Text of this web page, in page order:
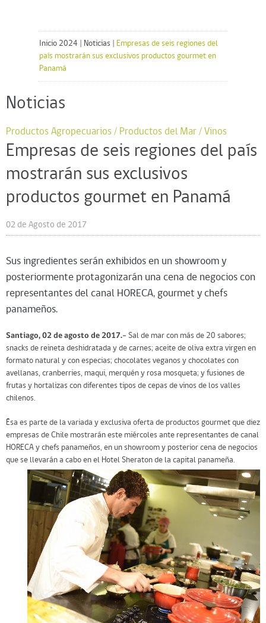
Inicio 2024 Noticias
Empresas de seis regiones del
país mostrarán sus exclusivos productos gourmet en
Panamá
Noticias
Productos Agropecuarios / Productos del Mar / Vinos
Empresas de seis regiones del país
mostrarán sus exclusivos
productos gourmet en Panamá
02 de Agosto de 2017
Sus ingredientes serán exhibidos en un showroom y
posteriormente protagonizarán una cena de negocios con
representantes del canal HORECA, gourmet y chefs
panameños.
Santiago, 02 de agosto de 2017.- Sal de mar con más de 20 sabores;
snacks de reineta deshidratada y de carnes; aceite de oliva extra virgen en
formato natural y con especias; chocolates veganos y chocolates con
avellanas, cranberries, maqui, merquén y rosa mosqueta; y fusiones de
frutas y hortalizas con diferentes tipos de cepas de vinos de los valles
chilenos.
Ésa es parte de la variada y exclusiva oferta de productos gourmet que diez
empresas de Chile mostrarán este miércoles ante representantes de canal
HORECA y chefs panameños, en un showroom y posterior cena de negocios
que se llevarán a cabo en el Hotel Sheraton de la capital panameña.